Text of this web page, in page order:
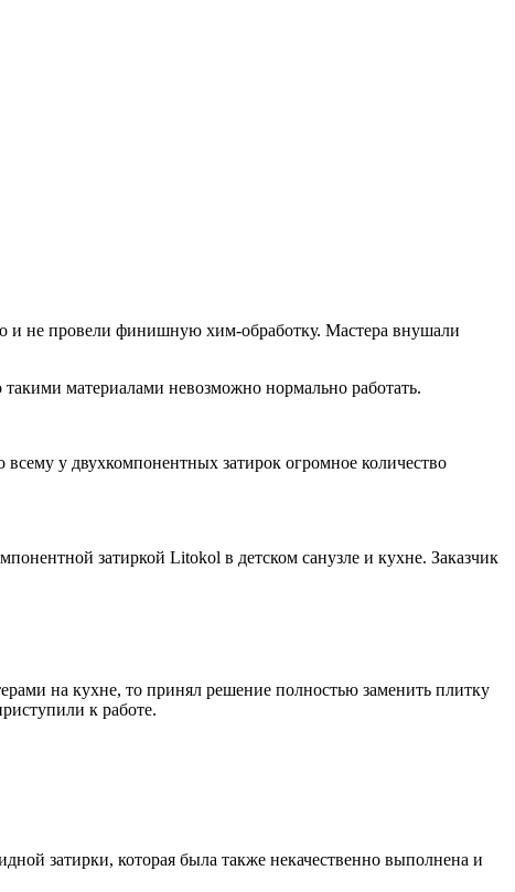
и не провели финишную хим-обработку. Мастера внушали
материалами невозможно нормально работать.
у двухкомпонентных затирок огромное количество
затиркой Litokol в детском санузле и кухне. Заказчик
на кухне, то принял решение полностью заменить плитку
к работе.
затирки, которая была также некачественно выполнена и